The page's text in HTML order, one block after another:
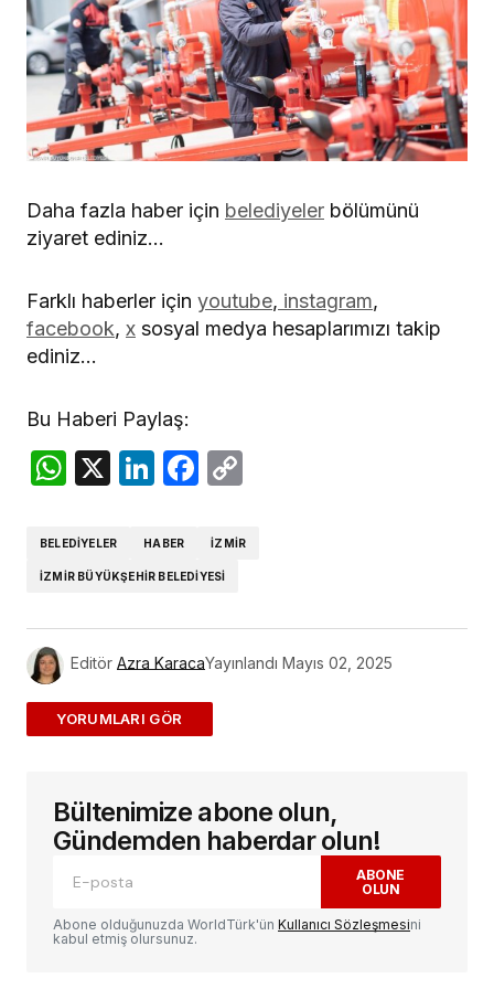
Daha fazla haber için belediyeler bölümünü
ziyaret ediniz…
Farklı haberler için youtube, instagram,
facebook, x sosyal medya hesaplarımızı takip
ediniz…
Bu Haberi Paylaş:
WhatsApp
X LinkedIn
Facebook
BELEDIYELER HABER IZMIR
IZMIR BÜYÜKŞEHIR BELEDIYESI
Editör Azra KaracaYayınlandı Mayıs 02, 2025
ADD A COMMENT
E-posta adresiniz yayınlanmayacak.
alanlar*ile işaretlenmişlerdir
Yorum
Bültenimize abone olun,
Gündemden haberdar olun!
ABONE
OLUN
Abone olduğunuzda WorldTürk'ün Kullanıcı Sözleşmesini
kabul etmiş olursunuz.